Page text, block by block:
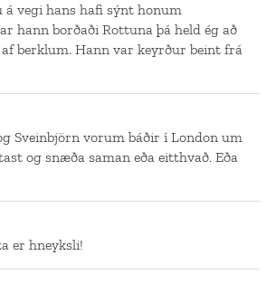
vegi hans hafi sýnt honum
hann borðaði Rottuna þá held ég að
berklum. Hann var keyrður beint frá
Sveinbjörn vorum báðir í London um
og snæða saman eða eitthvað. Eða
er hneyksli!